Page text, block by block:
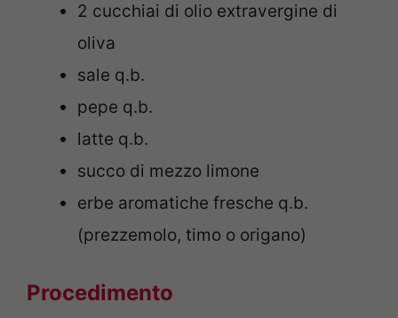
2 cucchiai di olio extravergine di
oliva
sale q.b.
pepe q.b.
latte q.b.
succo di mezzo limone
erbe aromatiche fresche q.b.
(prezzemolo, timo o origano)
Procedimento